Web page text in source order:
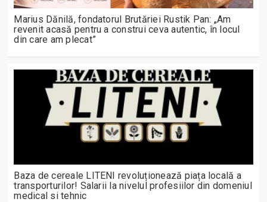
Marius Dănilă, fondatorul Brutăriei Rustik Pan: „Am
revenit acasă pentru a construi ceva autentic, în locul
din care am plecat”
Baza de cereale LITENI revoluționează piața locală a
transporturilor! Salarii la nivelul profesiilor din domeniul
medical si tehnic